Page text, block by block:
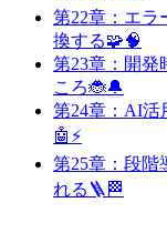
第22章：エラ
換する🧩🧠
第23章：開発
ころ🐞🔔
第24章：AI活
🤖⚡️
第25章：段階
れる🪜🏁